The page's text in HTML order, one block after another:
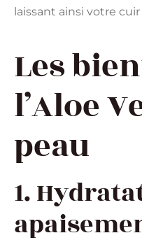
laissant ainsi votre
Les
l’Aloe
peau
1.